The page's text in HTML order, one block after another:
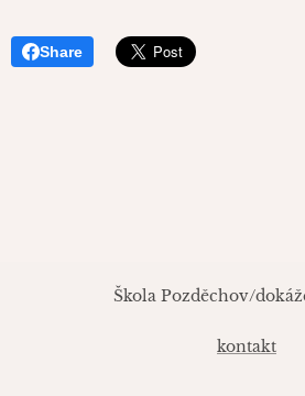
Share
Škola Pozděchov/
kontakt